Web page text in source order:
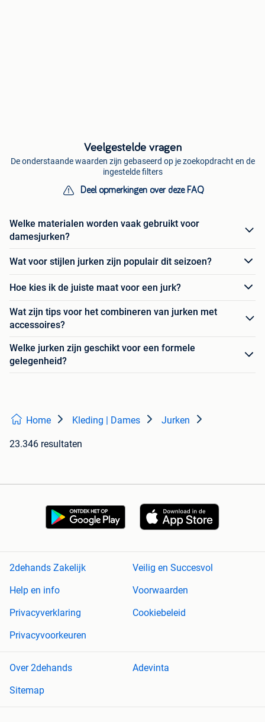
Veelgestelde vragen
De onderstaande waarden zijn gebaseerd op je zoekopdracht en de
ingestelde filters
Deel opmerkingen over deze FAQ
Welke materialen worden vaak gebruikt voor
damesjurken?
Wat voor stijlen jurken zijn populair dit seizoen?
Hoe kies ik de juiste maat voor een jurk?
Wat zijn tips voor het combineren van jurken met
accessoires?
Welke jurken zijn geschikt voor een formele
gelegenheid?
Home Kleding | Dames Jurken
23.346 resultaten
2dehands Zakelijk
Veilig en Succesvol
Help en info
Voorwaarden
Privacyverklaring
Cookiebeleid
Privacyvoorkeuren
Over 2dehands
Adevinta
Sitemap